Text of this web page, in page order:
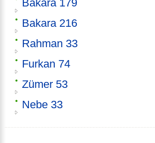
Bakara 179
Bakara 216
Rahman 33
Furkan 74
Zümer 53
Nebe 33